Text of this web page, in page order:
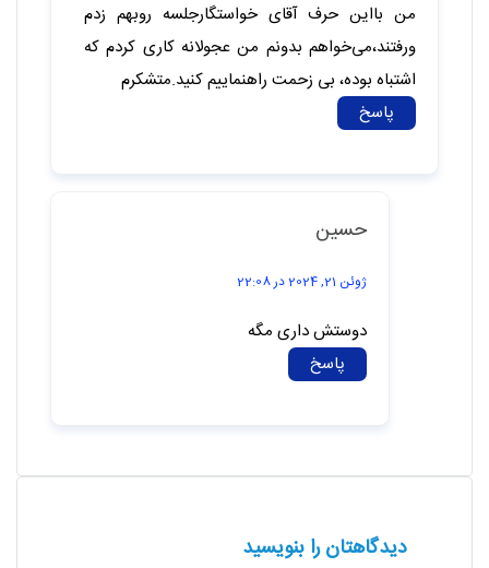
من بااین حرف آقای خواستگارجلسه روبهم زدم
ورفتند،می‌خواهم بدونم من عجولانه کاری کردم که
اشتباه بوده، بی زحمت راهنماییم کنید.متشکرم
پاسخ
حسین
ژوئن 21, 2024 در 22:08
دوستش داری مگه
پاسخ
دیدگاهتان را بنویسید